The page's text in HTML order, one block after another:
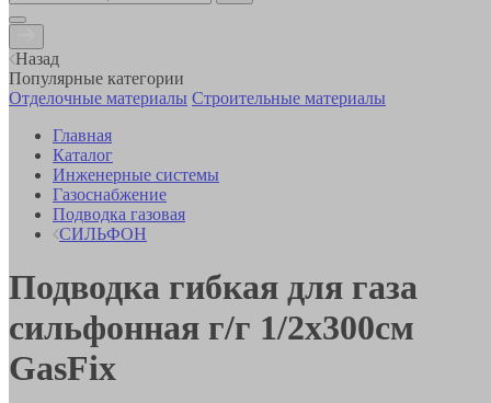
Назад
Популярные категории
Отделочные материалы Строительные материалы
Главная
Каталог
Инженерные системы
Газоснабжение
Подводка газовая
СИЛЬФОН
Подводка гибкая для газа
сильфонная г/г 1/2х300см
GasFix